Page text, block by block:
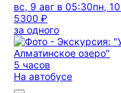
вс, 9 авг в 05:30пн,
5300 ₽
за одного
5 часов
На автобусе